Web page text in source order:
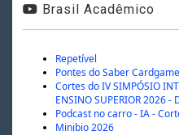
Brasil Acadêmico
Repetível
Pontes do Saber Cardgame
Cortes do IV SIMPÓSIO
ENSINO SUPERIOR 2026
Podcast no carro - IA -
Minibio 2026